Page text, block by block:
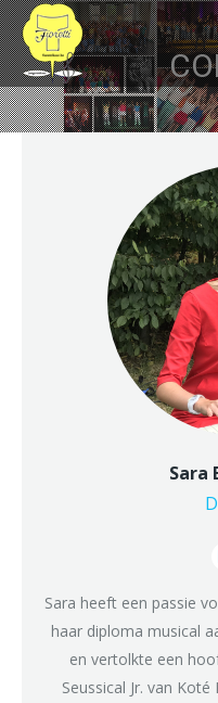
Sara
Sara heeft een passie
haar diploma musical
en vertolkte een
Seussical Jr. van